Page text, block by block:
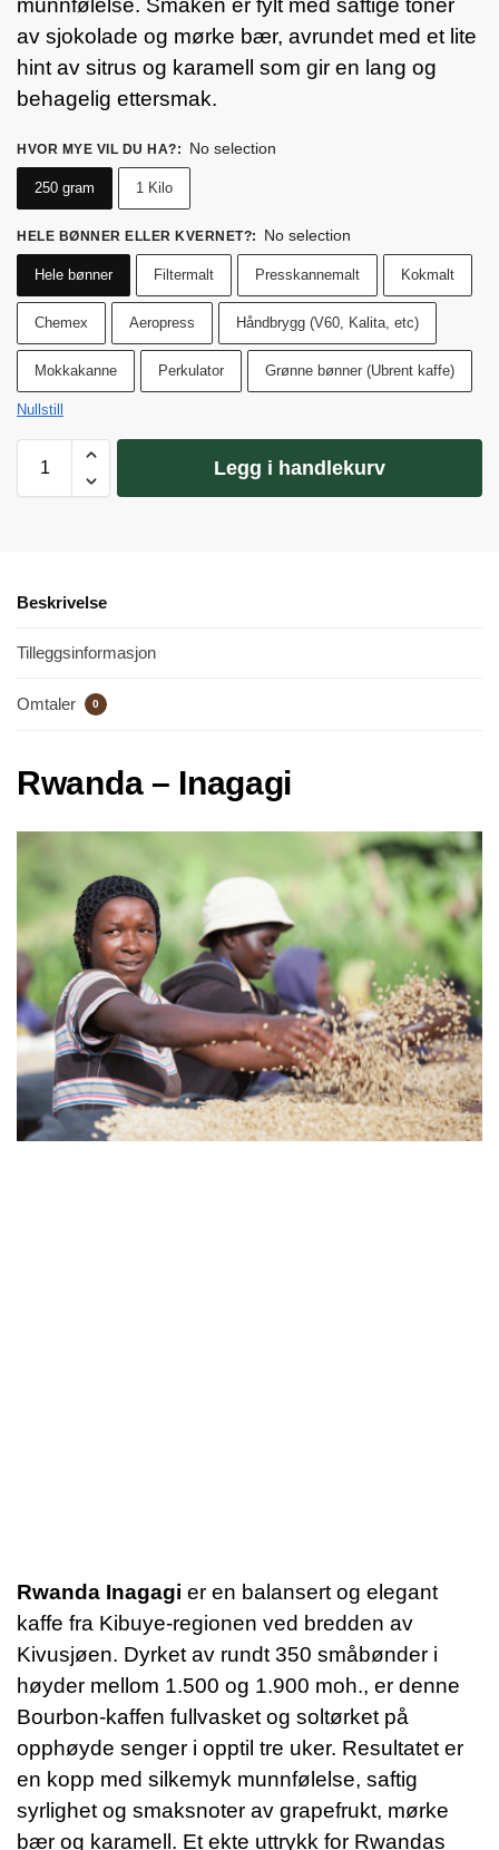
munnfølelse. Smaken er fylt med saftige toner
av sjokolade og mørke bær, avrundet med et lite
hint av sitrus og karamell som gir en lang og
behagelig ettersmak.
HVOR MYE VIL DU HA?: No selection
250 gram 1 Kilo
HELE BØNNER ELLER KVERNET?: No selection
Hele bønner Filtermalt Presskannemalt Kokmalt
Chemex Aeropress Håndbrygg (V60, Kalita, etc)
Mokkakanne Perkulator Grønne bønner (Ubrent kaffe)
Nullstill
Legg i handlekurv
Beskrivelse
Tilleggsinformasjon
Omtaler 0
Rwanda – Inagagi
Farm: Flere farmer
Produsent: Lokale møller
Distrikt: Kibuye
Høyde:
1500-1900
meter over
havet
Rwanda Inagagi er en balansert og elegant
kaffe fra Kibuye-regionen ved bredden av
Kivusjøen. Dyrket av rundt 350 småbønder i
høyder mellom 1.500 og 1.900 moh., er denne
Bourbon-kaffen fullvasket og soltørket på
opphøyde senger i opptil tre uker. Resultatet er
en kopp med silkemyk munnfølelse, saftig
syrlighet og smaksnoter av grapefrukt, mørke
bær og karamell. Et ekte uttrykk for Rwandas